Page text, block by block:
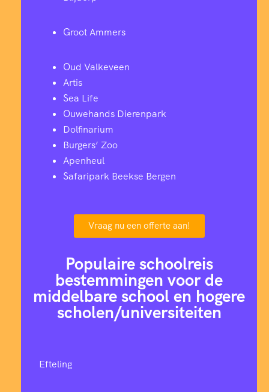
Groot Ammers
Oud Valkeveen
Artis
Sea Life
Ouwehands Dierenpark
Dolfinarium
Burgers’ Zoo
Apenheul
Safaripark Beekse Bergen
Vraag nu een offerte aan!
Populaire schoolreis
bestemmingen voor de
middelbare school en hogere
scholen/universiteiten
Efteling